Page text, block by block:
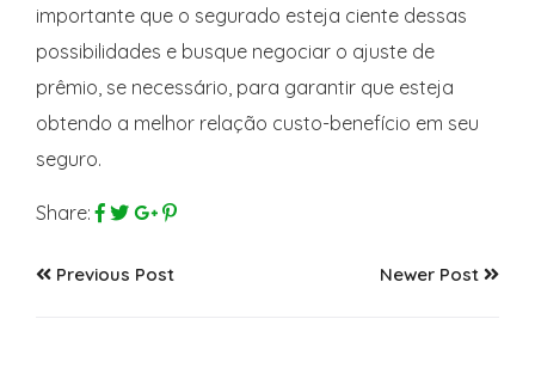
importante que o segurado esteja ciente dessas
possibilidades e busque negociar o ajuste de
prêmio, se necessário, para garantir que esteja
obtendo a melhor relação custo-benefício em seu
seguro.
Share:
Previous Post Newer Post